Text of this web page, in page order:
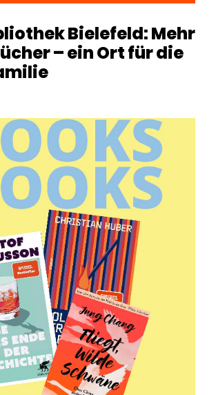
Bielefeld: Mehr
– ein Ort für die